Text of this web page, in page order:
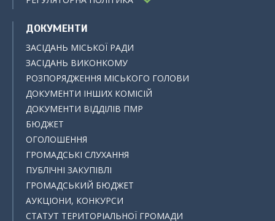
ДОКУМЕНТИ
ЗАСІДАНЬ МІСЬКОЇ РАДИ
ЗАСІДАНЬ ВИКОНКОМУ
РОЗПОРЯДЖЕННЯ МІСЬКОГО ГОЛОВИ
ДОКУМЕНТИ ІНШИХ КОМІСІЙ
ДОКУМЕНТИ ВІДДІЛІВ ПМР
БЮДЖЕТ
ОГОЛОШЕННЯ
ГРОМАДСЬКІ СЛУХАННЯ
ПУБЛІЧНІ ЗАКУПІВЛІ
ГРОМАДСЬКИЙ БЮДЖЕТ
АУКЦІОНИ, КОНКУРСИ
СТАТУТ ТЕРИТОРІАЛЬНОЇ ГРОМАДИ